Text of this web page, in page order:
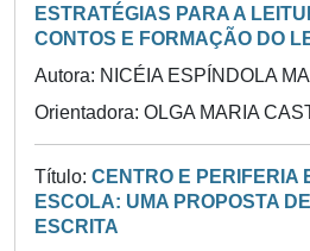
ESTRATÉGIAS PARA A
CONTOS E FORMAÇÃO DO
Autora: NICÉIA ESPÍNDOLA
Orientadora: OLGA MARIA
Título: CENTRO E PERIFERIA
ESCOLA: UMA PROPOSTA
ESCRITA